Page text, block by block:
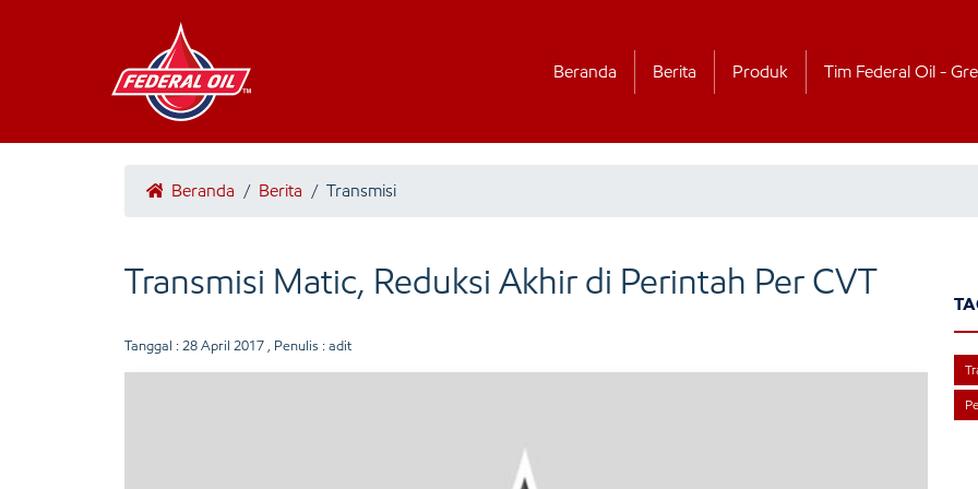
Beranda Berita Produk Tim Federal Oil -
Beranda / Berita / Transmisi
Transmisi Matic, Reduksi Akhir di Perintah Per CVT
Tanggal : 28 April 2017 , Penulis : adit